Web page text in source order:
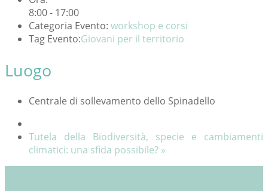
8:00 - 17:00
Categoria Evento: workshop e corsi
Tag Evento:Giovani per il territorio
Luogo
Centrale di sollevamento dello Spinadello
Tutela della Biodiversità, specie e cambiamenti
climatici: una sfida possibile? »